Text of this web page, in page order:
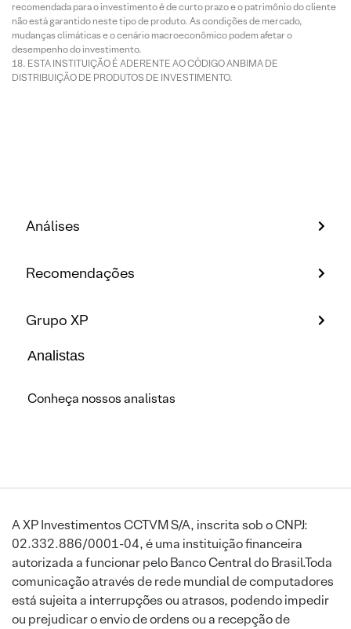
recomendada para o investimento é de curto prazo e o patrimônio do cliente
não está garantido neste tipo de produto. As condições de mercado,
mudanças climáticas e o cenário macroeconômico podem afetar o
desempenho do investimento.
ESTA INSTITUIÇÃO É ADERENTE AO CÓDIGO ANBIMA DE
DISTRIBUIÇÃO DE PRODUTOS DE INVESTIMENTO.
Análises
Recomendações
Grupo XP
Analistas
Conheça nossos analistas
A XP Investimentos CCTVM S/A, inscrita sob o CNPJ:
02.332.886/0001-04, é uma instituição financeira
autorizada a funcionar pelo Banco Central do Brasil.Toda
comunicação através de rede mundial de computadores
está sujeita a interrupções ou atrasos, podendo impedir
ou prejudicar o envio de ordens ou a recepção de